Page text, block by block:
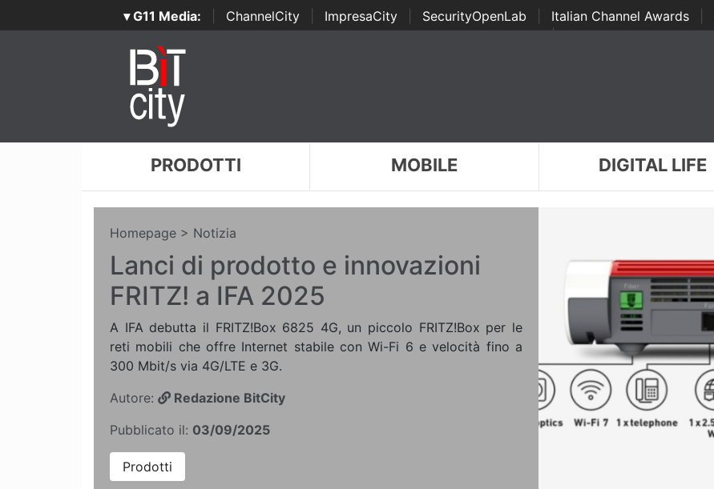
▾ G11 Media: ChannelCity ImpresaCity SecurityOpenLab Italian Channel Awards
Awards | ...
PRODOTTI MOBILE DIGITAL LIFE
Homepage > Notizia
Lanci di prodotto e innovazioni
FRITZ! a IFA 2025
A IFA debutta il FRITZ!Box 6825 4G, un piccolo FRITZ!Box per le
reti mobili che offre Internet stabile con Wi-Fi 6 e velocità fino a
300 Mbit/s via 4G/LTE e 3G.
Autore:
Redazione BitCity
Pubblicato il: 03/09/2025
Prodotti